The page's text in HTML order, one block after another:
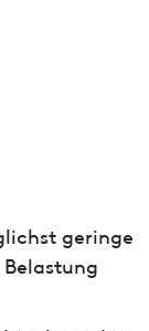
geringe